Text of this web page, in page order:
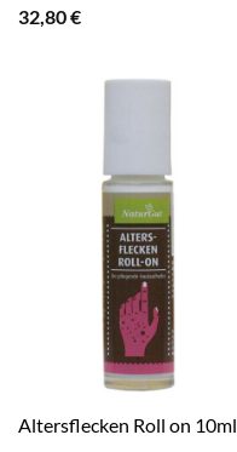
32,80€
Altersflecken Roll on 10ml